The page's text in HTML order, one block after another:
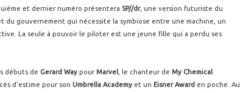
et dernier numéro présentera SP//dr, une version futuriste du
du gouvernement qui nécessite la symbiose entre une machine, un
La seule à pouvoir le piloter est une jeune fille qui a perdu ses
débuts de Gerard Way pourMarvel , le chanteur de My Chemical
d'estime pour son Umbrella Academy et un Eisner Award en poche. Au